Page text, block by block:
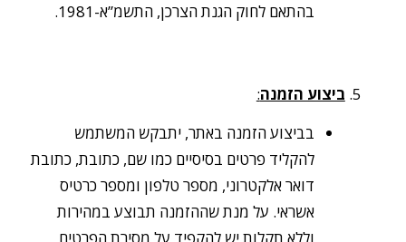
בהתאם לחוק הגנת הצרכן, התשמ”א-1981.
ביצוע הזמנה:
בביצוע הזמנה באתר, יתבקש המשתמש
להקליד פרטים בסיסיים כמו שם, כתובת, כתובת
דואר אלקטרוני, מספר טלפון ומספר כרטיס
אשראי. על מנת שההזמנה תבוצע במהירות
וללא תקלות יש להקפיד על מסירת הפרטים